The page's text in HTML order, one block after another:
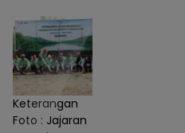
Keterangan
Foto : Jajaran